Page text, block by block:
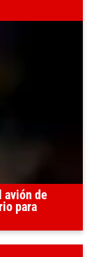
avión de
para